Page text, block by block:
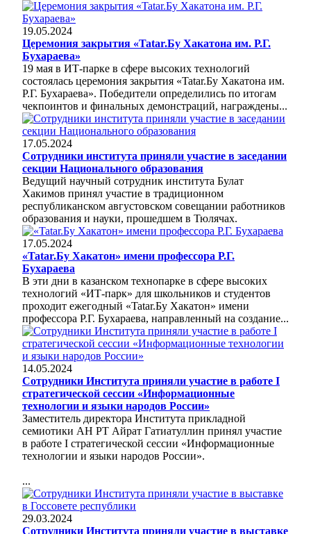
19.05.2024
Церемония закрытия «Tatar.Бу Хакатона им. Р.Г.
Бухараева»
19 мая в ИТ-парке в сфере высоких технологий
состоялась церемония закрытия «Tatar.Бу Хакатона им.
Р.Г. Бухараева». Победители определились по итогам
чекпоинтов и финальных демонстраций, награждены...
17.05.2024
Сотрудники института приняли участие в заседании
секции Национального образования
Ведущий научный сотрудник института Булат
Хакимов принял участие в традиционном
республиканском августовском совещании работников
образования и науки, прошедшем в Тюлячах.
17.05.2024
«Tatar.Бу Хакатон» имени профессора Р.Г.
Бухараева
В эти дни в казанском технопарке в сфере высоких
технологий «ИТ-парк» для школьников и студентов
проходит ежегодный «Tatar.Бу Хакатон» имени
профессора Р.Г. Бухараева, направленный на создание...
14.05.2024
Сотрудники Института приняли участие в работе I
стратегической сессии «Информационные
технологии и языки народов России»
Заместитель директора Института прикладной
семиотики АН РТ Айрат Гатиатуллин принял участие
в работе I стратегической сессии «Информационные
технологии и языки народов России».
...
29.03.2024
Сотрудники Института приняли участие в выставке